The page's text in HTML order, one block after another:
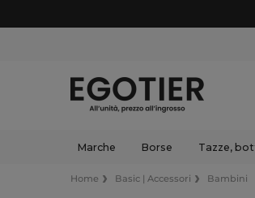
Marche Borse Tazze,
Home Basic | Accessori Bambini